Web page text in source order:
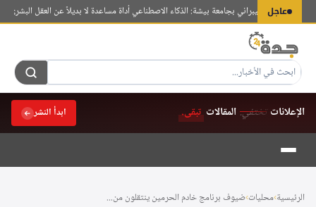
عاجل
الأمن السيبراني بجامعة بيشة: الذكاء الاصطناعي أداة مساعدة لا بديلاً عن العقل البشري
الإعلانات تختفي.المقالات تبقى. ابدأ النشر
التجاوز
المحتوى
الرئيسية›محليات›ضيوف برنامج خادم الحرمين ينتقلون من...